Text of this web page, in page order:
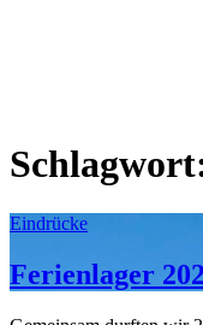
Eindrücke
Ferienlager